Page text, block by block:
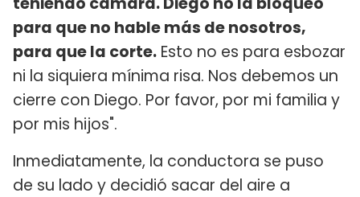
para que no hable más de nosotros,
para que la corte. Esto no es para esbozar
ni la siquiera mínima risa. Nos debemos un
cierre con Diego. Por favor, por mi familia y
por mis hijos".
Inmediatamente, la conductora se puso
de su lado y decidió sacar del aire a